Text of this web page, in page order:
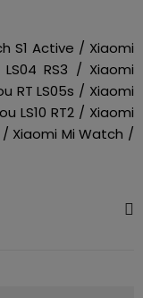
S1 Active / Xiaomi
RS3 / Xiaomi
RT LS05s / Xiaomi
LS10 RT2 / Xiaomi
/ Xiaomi Mi Watch /